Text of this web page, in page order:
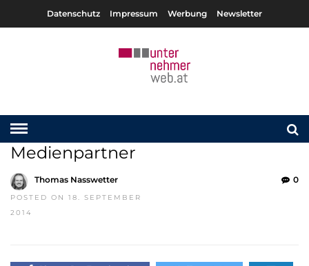
Datenschutz Impressum Werbung Newsletter
Medienpartner
Thomas Nasswetter
POSTED ON 18. SEPTEMBER
2014
0